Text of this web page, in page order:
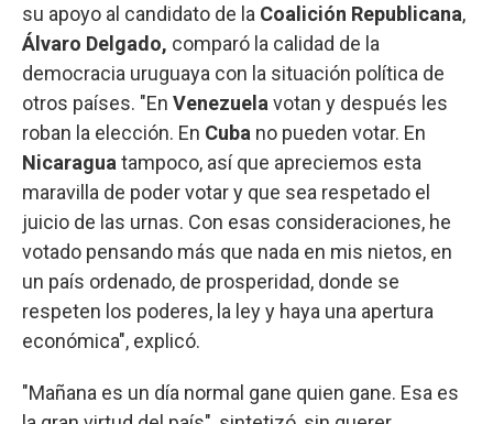
su apoyo al candidato de la Coalición Republicana,
Álvaro Delgado, comparó la calidad de la
democracia uruguaya con la situación política de
otros países. "En Venezuela votan y después les
roban la elección. En Cuba no pueden votar. En
Nicaragua tampoco, así que apreciemos esta
maravilla de poder votar y que sea respetado el
juicio de las urnas. Con esas consideraciones, he
votado pensando más que nada en mis nietos, en
un país ordenado, de prosperidad, donde se
respeten los poderes, la ley y haya una apertura
económica", explicó.
"Mañana es un día normal gane quien gane. Esa es